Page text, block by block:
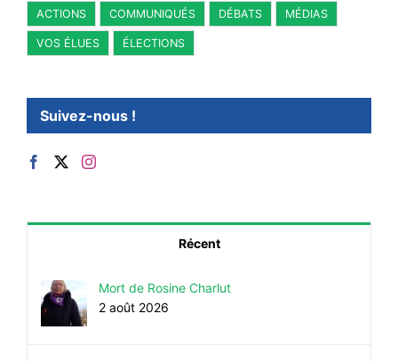
ACTIONS COMMUNIQUÉS DÉBATS MÉDIAS
VOS ÉLUES ÉLECTIONS
Suivez-nous !
Récent
Mort de Rosine Charlut
2 août 2026